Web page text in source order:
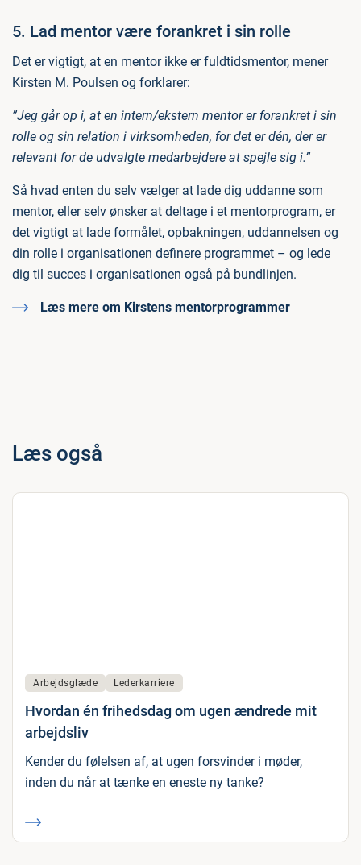
5. Lad mentor være forankret i sin rolle
Det er vigtigt, at en mentor ikke er fuldtidsmentor, mener
Kirsten M. Poulsen og forklarer:
”Jeg går op i, at en intern/ekstern mentor er forankret i sin
rolle og sin relation i virksomheden, for det er dén, der er
relevant for de udvalgte medarbejdere at spejle sig i.”
Så hvad enten du selv vælger at lade dig uddanne som
mentor, eller selv ønsker at deltage i et mentorprogram, er
det vigtigt at lade formålet, opbakningen, uddannelsen og
din rolle i organisationen definere programmet – og lede
dig til succes i organisationen også på bundlinjen.
Læs mere om Kirstens mentorprogrammer
Læs også
Arbejdsglæde Lederkarriere
Hvordan én frihedsdag om ugen ændrede mit
arbejdsliv
Kender du følelsen af, at ugen forsvinder i møder,
inden du når at tænke en eneste ny tanke?